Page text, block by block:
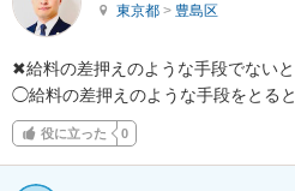
東京都 > 豊島区
✖︎給料の差押えのような手段でないと
◯給料の差押えのような手段をとると
役に立った 0